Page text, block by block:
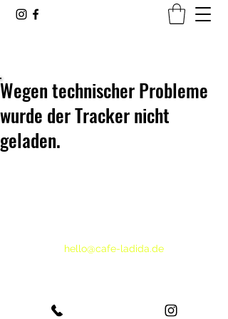
Wegen technischer Probleme
wurde der Tracker nicht
geladen.
hello@cafe-ladida.de
Sperberstr. 72, 90461 Nürnberg